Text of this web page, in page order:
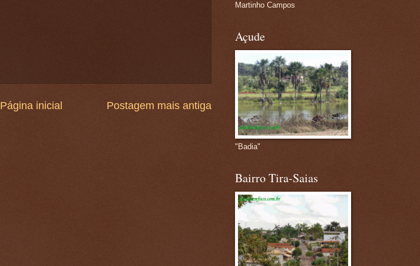
Postagem mais antiga
Página inicial
Martinho Campos
Açude
"Badia"
Bairro Tira-Saias